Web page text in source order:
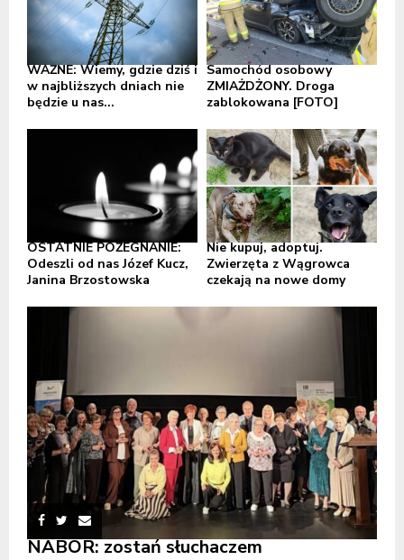
WAŻNE: Wiemy, gdzie dziś i
w najbliższych dniach nie
będzie u nas...
Samochód osobowy
ZMIAŻDŻONY. Droga
zablokowana [FOTO]
OSTATNIE POŻEGNANIE:
Odeszli od nas Józef Kucz,
Janina Brzostowska
Nie kupuj, adoptuj.
Zwierzęta z Wągrowca
czekają na nowe domy
NABÓR: zostań słuchaczem